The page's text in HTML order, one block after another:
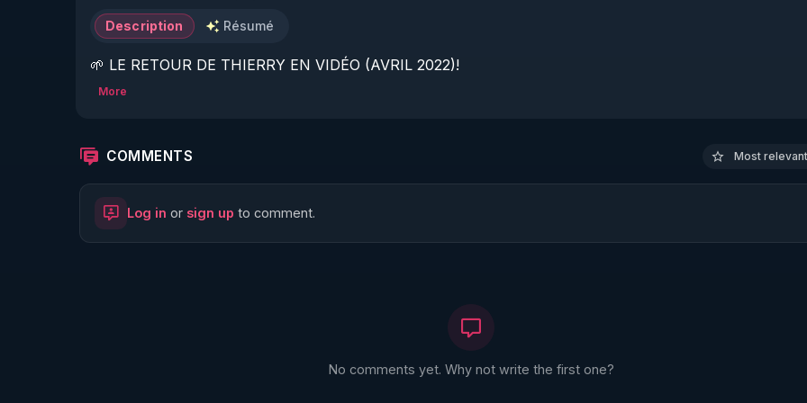
Description Résumé
🌱 LE RETOUR DE THIERRY EN VIDÉO (AVRIL 2022)!
🌱 LE MAGAZINE RÉGÉNÈRE
http://rgnr.li/ymag
More
COMMENTS Most
Log in or sign up to comment.
No comments yet. Why not write the first one?